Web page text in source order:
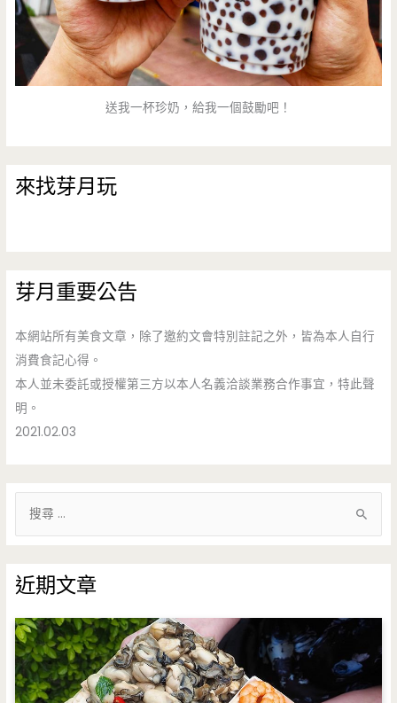
送我一杯珍奶，給我一個鼓勵吧！
來找芽月玩
芽月重要公告
本網站所有美食文章，除了邀約文會特別註記之外，皆為本人自行
消費食記心得。
本人並未委託或授權第三方以本人名義洽談業務合作事宜，特此聲
明。
2021.02.03
鍵
字
:
近期文章